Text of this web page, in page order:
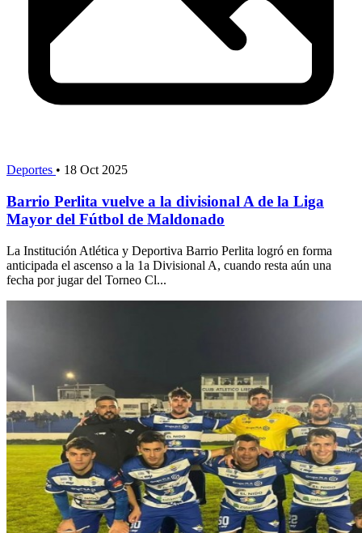
Deportes • 18 Oct 2025
Barrio Perlita vuelve a la divisional A de la Liga
Mayor del Fútbol de Maldonado
La Institución Atlética y Deportiva Barrio Perlita logró en forma
anticipada el ascenso a la 1a Divisional A, cuando resta aún una
fecha por jugar del Torneo Cl...